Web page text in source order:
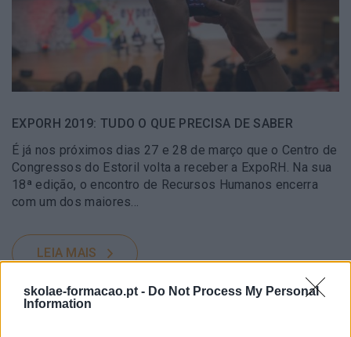
skolae-formacao.pt - Do Not Process My Personal
Information
EXPORH 2019: TUDO O QUE PRECISA DE SABER
É já nos próximos dias 27 e 28 de março que o Centro de
Congressos do Estoril volta a receber a ExpoRH. Na sua
18ª edição, o encontro de Recursos Humanos encerra
com um dos maiores…
LEIA MAIS